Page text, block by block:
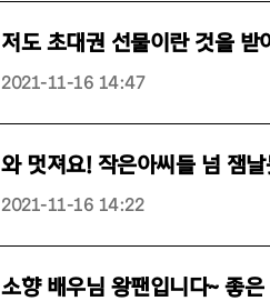
저도 초대권 선물이란 것을 받
2021-11-16 14:47
와 멋져요! 작은아씨들 넘 잼
2021-11-16 14:22
소향 배우님 왕팬입니다~ 좋